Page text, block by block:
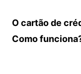
O cartão de
Como